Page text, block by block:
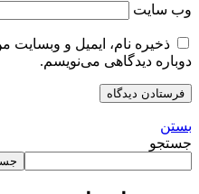
وب‌ سایت
ذخیره نام، ایمیل و وبسایت
دوباره دیدگاهی می‌نویسم.
بستن
جستجو